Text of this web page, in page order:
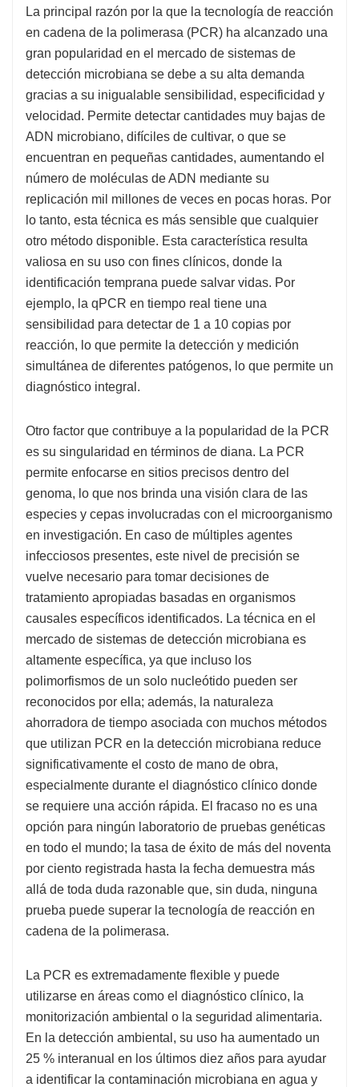
La principal razón por la que la tecnología de reacción
en cadena de la polimerasa (PCR) ha alcanzado una
gran popularidad en el mercado de sistemas de
detección microbiana se debe a su alta demanda
gracias a su inigualable sensibilidad, especificidad y
velocidad. Permite detectar cantidades muy bajas de
ADN microbiano, difíciles de cultivar, o que se
encuentran en pequeñas cantidades, aumentando el
número de moléculas de ADN mediante su
replicación mil millones de veces en pocas horas. Por
lo tanto, esta técnica es más sensible que cualquier
otro método disponible. Esta característica resulta
valiosa en su uso con fines clínicos, donde la
identificación temprana puede salvar vidas. Por
ejemplo, la qPCR en tiempo real tiene una
sensibilidad para detectar de 1 a 10 copias por
reacción, lo que permite la detección y medición
simultánea de diferentes patógenos, lo que permite un
diagnóstico integral.
Otro factor que contribuye a la popularidad de la PCR
es su singularidad en términos de diana. La PCR
permite enfocarse en sitios precisos dentro del
genoma, lo que nos brinda una visión clara de las
especies y cepas involucradas con el microorganismo
en investigación. En caso de múltiples agentes
infecciosos presentes, este nivel de precisión se
vuelve necesario para tomar decisiones de
tratamiento apropiadas basadas en organismos
causales específicos identificados. La técnica en el
mercado de sistemas de detección microbiana es
altamente específica, ya que incluso los
polimorfismos de un solo nucleótido pueden ser
reconocidos por ella; además, la naturaleza
ahorradora de tiempo asociada con muchos métodos
que utilizan PCR en la detección microbiana reduce
significativamente el costo de mano de obra,
especialmente durante el diagnóstico clínico donde
se requiere una acción rápida. El fracaso no es una
opción para ningún laboratorio de pruebas genéticas
en todo el mundo; la tasa de éxito de más del noventa
por ciento registrada hasta la fecha demuestra más
allá de toda duda razonable que, sin duda, ninguna
prueba puede superar la tecnología de reacción en
cadena de la polimerasa.
La PCR es extremadamente flexible y puede
utilizarse en áreas como el diagnóstico clínico, la
monitorización ambiental o la seguridad alimentaria.
En la detección ambiental, su uso ha aumentado un
25 % interanual en los últimos diez años para ayudar
a identificar la contaminación microbiana en agua y